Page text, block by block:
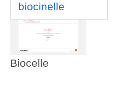
biocinelle
Biocelle